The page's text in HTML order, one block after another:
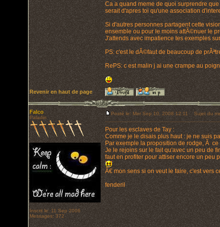
Ca a quand meme de quoi surprendre
serait d'apres toi qu'une association
Si d'autres personnes partagent cette
ensemble ou pour le moins attÃ©nuer le
J'attends avec impatience tes exemples
PS: c'est le dÃ©faut de beaucoup de
RePS: c est malin j ai une crampe au
Revenir en haut de page
Falco
Paladin
Inscrit le: 11 Sep 2006
Messages: 372
Posté le: Mer Sep 10, 2008 12:11 Sujet du
Pour les esclaves de Tay :
Comme je le disais plus haut : je ne suis
Par exemple la proposition de rodge, Ã
Je le rejoins sur le fait qu'avec un peu de
faut en profiter pour attiser encore un peu
Ã€ mon sens si on veut le faire, c'est vers
fenderil